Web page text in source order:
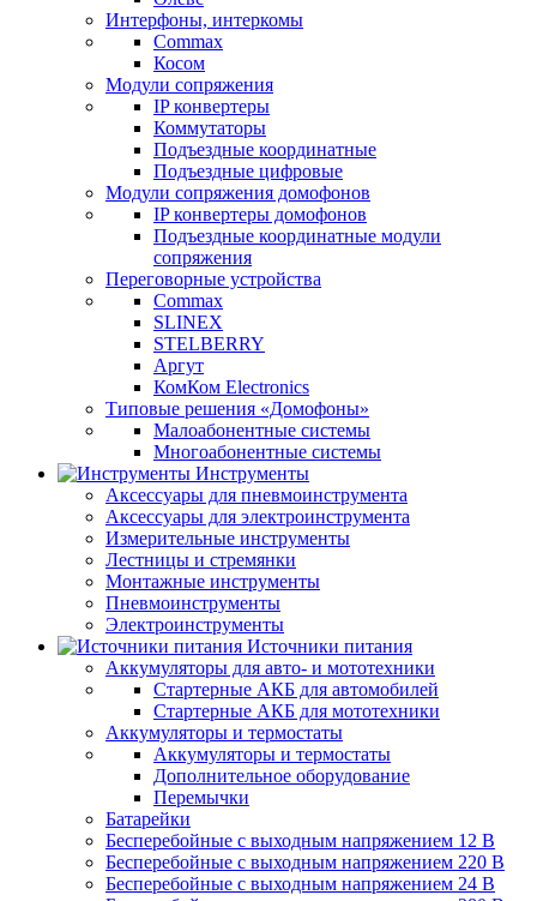
Интерфоны, интеркомы
Commax
Косом
Модули сопряжения
IP конвертеры
Коммутаторы
Подъездные координатные
Подъездные цифровые
Модули сопряжения домофонов
IP конвертеры домофонов
Подъездные координатные модули
сопряжения
Переговорные устройства
Commax
SLINEX
STELBERRY
Аргут
КомКом Electronics
Типовые решения «Домофоны»
Малоабонентные системы
Многоабонентные системы
Инструменты
Аксессуары для пневмоинструмента
Аксессуары для электроинструмента
Измерительные инструменты
Лестницы и стремянки
Монтажные инструменты
Пневмоинструменты
Электроинструменты
Источники питания
Аккумуляторы для авто- и мототехники
Стартерные АКБ для автомобилей
Стартерные АКБ для мототехники
Аккумуляторы и термостаты
Аккумуляторы и термостаты
Дополнительное оборудование
Перемычки
Батарейки
Бесперебойные с выходным напряжением 12 В
Бесперебойные с выходным напряжением 220 В
Бесперебойные с выходным напряжением 24 В